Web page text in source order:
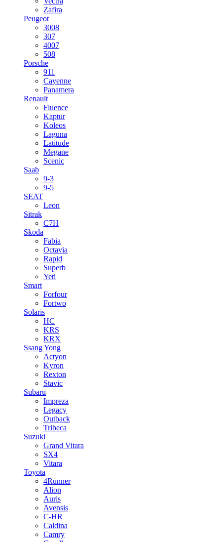
Zafira
Peugeot
3008
307
4007
508
Porsche
911
Cayenne
Panamera
Renault
Fluence
Kaptur
Koleos
Laguna
Latitude
Megane
Scenic
Saab
9-3
9-5
SEAT
Leon
Sitrak
C7H
Skoda
Fabia
Octavia
Rapid
Superb
Yeti
Smart
Forfour
Fortwo
Solaris
HC
KRS
KRX
Ssang Yong
Actyon
Kyron
Rexton
Stavic
Subaru
Impreza
Legacy
Outback
Tribeca
Suzuki
Grand Vitara
SX4
Vitara
Toyota
4Runner
Alion
Auris
Avensis
C-HR
Caldina
Camry